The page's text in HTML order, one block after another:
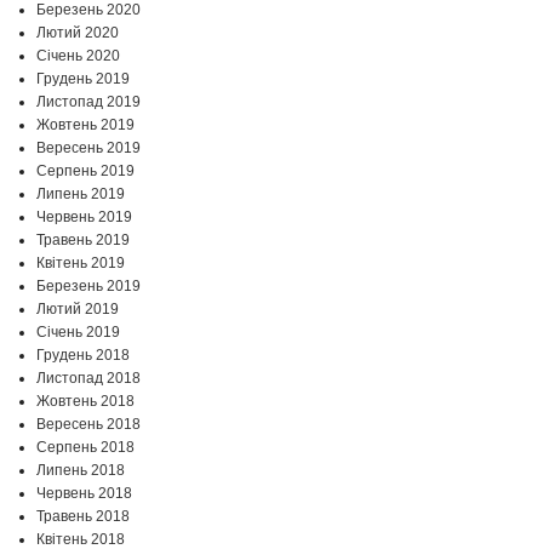
Березень 2020
Лютий 2020
Січень 2020
Грудень 2019
Листопад 2019
Жовтень 2019
Вересень 2019
Серпень 2019
Липень 2019
Червень 2019
Травень 2019
Квітень 2019
Березень 2019
Лютий 2019
Січень 2019
Грудень 2018
Листопад 2018
Жовтень 2018
Вересень 2018
Серпень 2018
Липень 2018
Червень 2018
Травень 2018
Квітень 2018